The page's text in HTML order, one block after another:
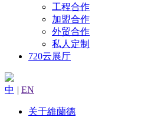
工程合作
加盟合作
外贸合作
私人定制
720云展厅
中 | EN
关于維蘭德